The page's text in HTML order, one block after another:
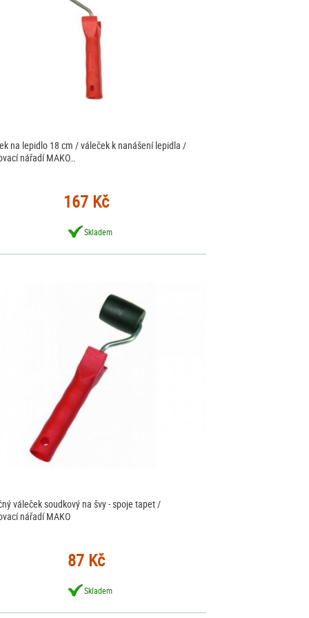
na lepidlo 18 cm / váleček k nanášení lepidla /
nářadí MAKO…
167 Kč
Skladem
váleček soudkový na švy - spoje tapet /
nářadí MAKO
87 Kč
Skladem